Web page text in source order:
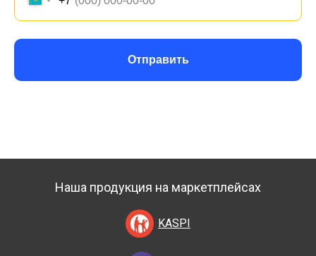
Отправить
Наша продукция на маркетплейсах
KASPI